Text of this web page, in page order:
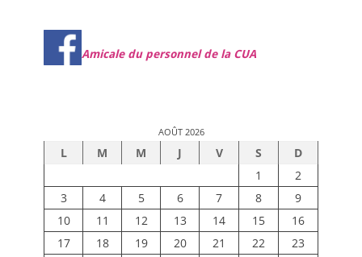
Amicale du personnel de la CUA
AOÛT 2026
L M M J V S
D
1
2
3
4 5 6 7 8
9
10
11 12 13 14 15
16
17
18 19 20 21 22
23